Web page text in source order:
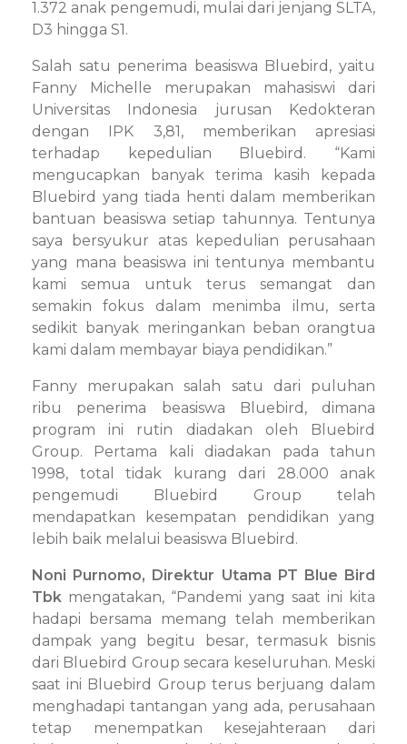
1.372 anak pengemudi, mulai dari jenjang SLTA,
D3 hingga S1.
Salah satu penerima beasiswa Bluebird, yaitu
Fanny Michelle merupakan mahasiswi dari
Universitas Indonesia jurusan Kedokteran
dengan IPK 3,81, memberikan apresiasi
terhadap kepedulian Bluebird. “Kami
mengucapkan banyak terima kasih kepada
Bluebird yang tiada henti dalam memberikan
bantuan beasiswa setiap tahunnya. Tentunya
saya bersyukur atas kepedulian perusahaan
yang mana beasiswa ini tentunya membantu
kami semua untuk terus semangat dan
semakin fokus dalam menimba ilmu, serta
sedikit banyak meringankan beban orangtua
kami dalam membayar biaya pendidikan.”
Fanny merupakan salah satu dari puluhan
ribu penerima beasiswa Bluebird, dimana
program ini rutin diadakan oleh Bluebird
Group. Pertama kali diadakan pada tahun
1998, total tidak kurang dari 28.000 anak
pengemudi Bluebird Group telah
mendapatkan kesempatan pendidikan yang
lebih baik melalui beasiswa Bluebird.
Noni Purnomo, Direktur Utama PT Blue Bird
Tbk mengatakan, “Pandemi yang saat ini kita
hadapi bersama memang telah memberikan
dampak yang begitu besar, termasuk bisnis
dari Bluebird Group secara keseluruhan. Meski
saat ini Bluebird Group terus berjuang dalam
menghadapi tantangan yang ada, perusahaan
tetap menempatkan kesejahteraan dari